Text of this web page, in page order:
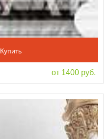
Купить
от 1400 руб.